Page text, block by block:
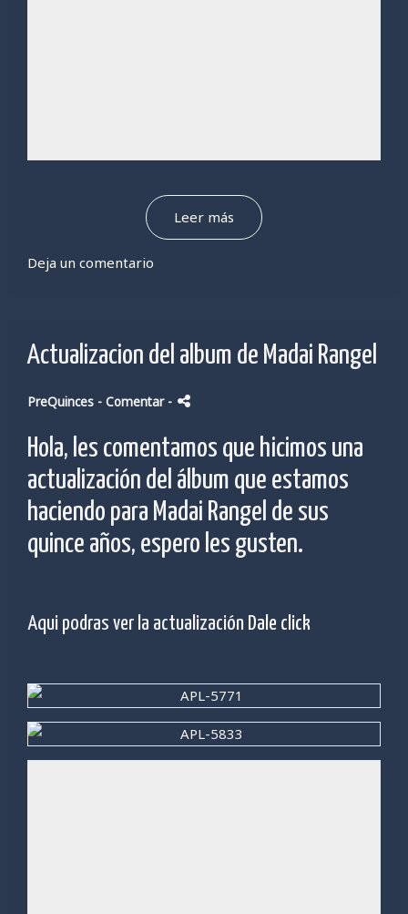
Leer más
Deja un comentario
Actualizacion del album de Madai Rangel
PreQuinces - Comentar -
Hola, les comentamos que hicimos una
actualización del álbum que estamos
haciendo para Madai Rangel de sus
quince años, espero les gusten.
Aqui podras ver la actualización Dale click